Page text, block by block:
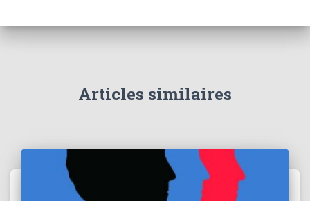
Articles similaires